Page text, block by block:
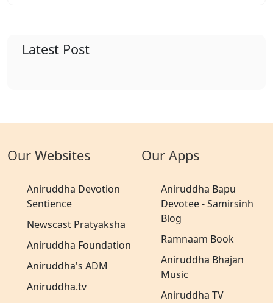
Latest Post
Our Websites
Aniruddha Devotion
Sentience
Newscast Pratyaksha
Aniruddha Foundation
Aniruddha's ADM
Aniruddha.tv
Our Apps
Aniruddha Bapu
Devotee - Samirsinh
Blog
Ramnaam Book
Aniruddha Bhajan
Music
Aniruddha TV